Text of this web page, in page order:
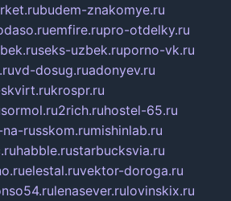
budem-znakomye.ru
emfire.rupro-otdelky.ru
seks-uzbek.ruporno-vk.ru
vd-dosug.ruadonyev.ru
krospr.ru
sormol.ru2rich.ruhostel-65.ru
russkom.rumishinlab.ru
habble.rustarbucksvia.ru
elestal.ruvektor-doroga.ru
lenasever.rulovinskix.ru